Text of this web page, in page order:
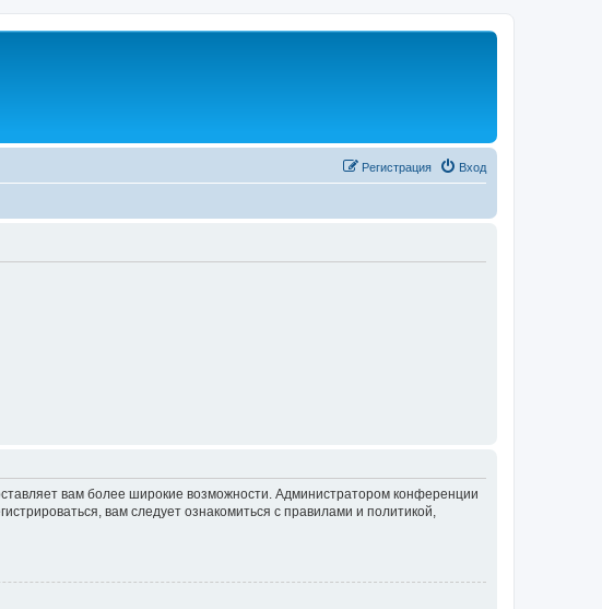
Вход
Регистрация
вам более широкие возможности. Администратором конференции
вам следует ознакомиться с правилами и политикой,